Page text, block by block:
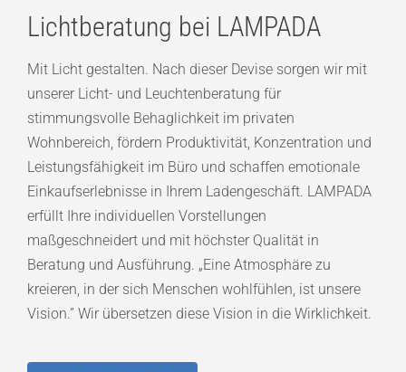
Lichtberatung bei LAMPADA
Mit Licht gestalten. Nach dieser Devise sorgen wir mit
unserer Licht- und Leuchtenberatung für
stimmungsvolle Behaglichkeit im privaten
Wohnbereich, fördern Produktivität, Konzentration und
Leistungsfähigkeit im Büro und schaffen emotionale
Einkaufserlebnisse in Ihrem Ladengeschäft. LAMPADA
erfüllt Ihre individuellen Vorstellungen
maßgeschneidert und mit höchster Qualität in
Beratung und Ausführung. „Eine Atmosphäre zu
kreieren, in der sich Menschen wohlfühlen, ist unsere
Vision.” Wir übersetzen diese Vision in die Wirklichkeit.